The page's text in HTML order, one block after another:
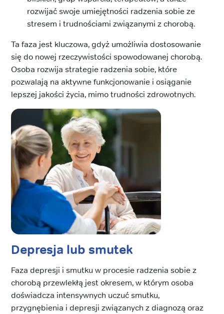
rozwijać swoje umiejętności radzenia sobie ze
stresem i trudnościami związanymi z chorobą.
Ta faza jest kluczowa, gdyż umożliwia dostosowanie
się do nowej rzeczywistości spowodowanej chorobą.
Osoba rozwija strategie radzenia sobie, które
pozwalają na aktywne funkcjonowanie i osiąganie
lepszej jakości życia, mimo trudności zdrowotnych.
Depresja lub smutek
Faza depresji i smutku w procesie radzenia sobie z
chorobą przewlekłą jest okresem, w którym osoba
doświadcza intensywnych uczuć smutku,
przygnębienia i depresji związanych z diagnozą oraz